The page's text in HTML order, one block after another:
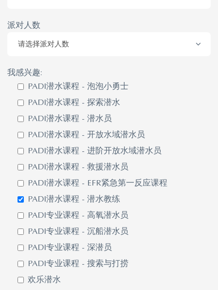
派对人数
我感兴趣:
PADI潜水课程 - 泡泡小勇士
PADI潜水课程 - 探索潜水
PADI潜水课程 - 潜水员
PADI潜水课程 - 开放水域潜水员
PADI潜水课程 - 进阶开放水域潜水员
PADI潜水课程 - 救援潜水员
PADI潜水课程 - EFR紧急第一反应课程
PADI潜水课程 - 潜水教练
PADI专业课程 - 高氧潜水员
PADI专业课程 - 沉船潜水员
PADI专业课程 - 深潜员
PADI专业课程 - 搜索与打捞
欢乐潜水